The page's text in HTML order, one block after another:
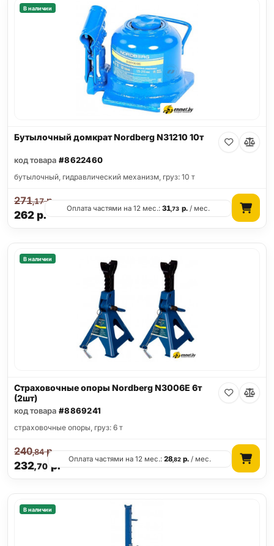
В наличии
Бутылочный домкрат Nordberg N31210 10т
код товара #8622460
бутылочный, гидравлический механизм, груз: 10 т
262р.
271,17р.
Оплата частями на 12 мес.:31,73 р./ мес.
В наличии
Страховочные опоры Nordberg N3006E 6т
(2шт)
код товара #8869241
страховочные опоры, груз: 6 т
232,70р.
240,84р.
Оплата частями на 12 мес.:28,82 р. / мес.
В наличии